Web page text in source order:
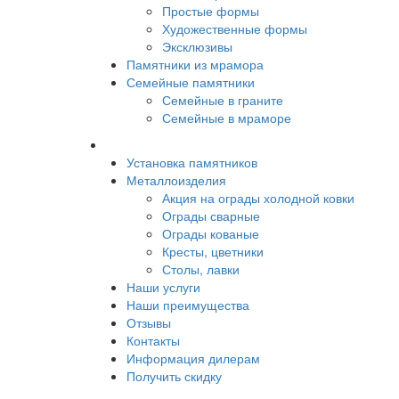
Простые формы
Художественные формы
Эксклюзивы
Памятники из мрамора
Семейные памятники
Семейные в граните
Семейные в мраморе
Установка памятников
Металлоизделия
Акция на ограды холодной ковки
Ограды сварные
Ограды кованые
Кресты, цветники
Столы, лавки
Наши услуги
Наши преимущества
Отзывы
Контакты
Информация дилерам
Получить скидку